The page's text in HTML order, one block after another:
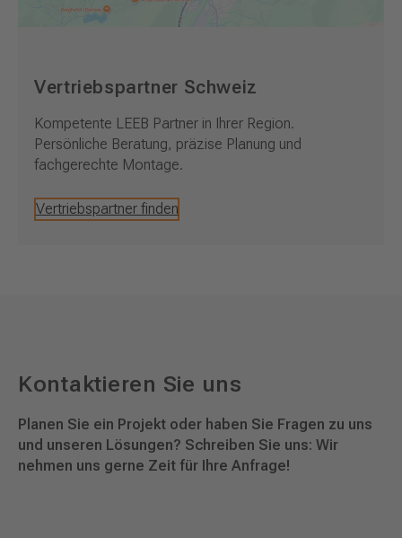
Vertriebspartner Schweiz
Kompetente LEEB Partner in Ihrer Region.
Persönliche Beratung, präzise Planung und
fachgerechte Montage.
Vertriebspartner finden
Kontaktieren Sie uns
Planen Sie ein Projekt oder haben Sie Fragen zu uns
und unseren Lösungen? Schreiben Sie uns: Wir
nehmen uns gerne Zeit für Ihre Anfrage!